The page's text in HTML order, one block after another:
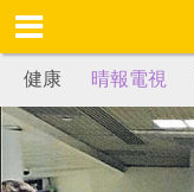
健康 晴報電視